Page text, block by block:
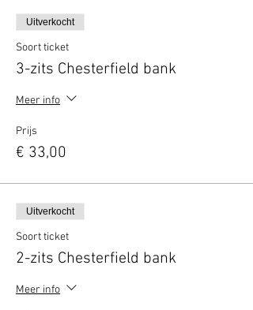
Uitverkocht
Soort ticket
3-zits Chesterfield bank
Meer info
Prijs
€ 33,00
Uitverkocht
Soort ticket
2-zits Chesterfield bank
Meer info